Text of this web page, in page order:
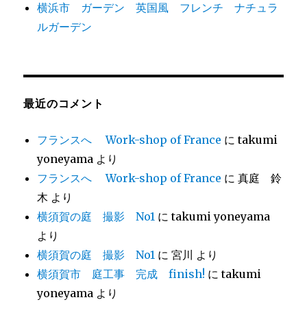
横浜市 ガーデン 英国風 フレンチ ナチュラ
ルガーデン
最近のコメント
フランスへ Work-shop of France にtakumi
yoneyama より
フランスへ Work-shop of France に真庭 鈴
木 より
横須賀の庭 撮影 No1 にtakumi yoneyama
より
横須賀の庭 撮影 No1 に宮川 より
横須賀市 庭工事 完成 finish! にtakumi
yoneyama より